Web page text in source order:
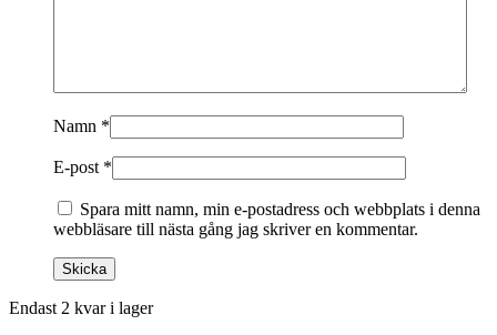
Namn *
E-post *
Spara mitt namn, min e-postadress och webbplats i denna
webbläsare till nästa gång jag skriver en kommentar.
Endast 2 kvar i lager